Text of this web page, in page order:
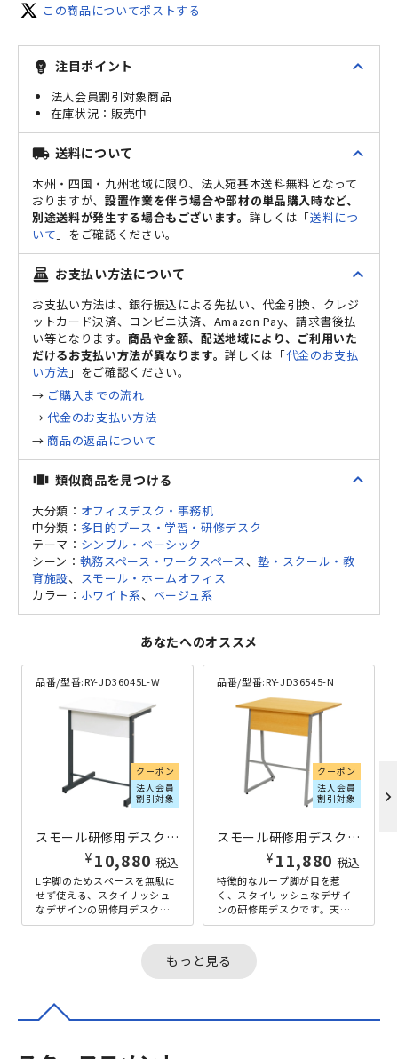
この商品についてポストする
emoji_objects 注目ポイント expand_less
法人会員割引対象商品
販売中
local_shipping 送料について expand_less
本州・四国・九州地域に限り、法人宛基本送料無料となって
おりますが、 設置作業を伴う場合や部材の単品購入時など、
別途送料が発生する場合もございます。 詳しくは「送料につ
いて 」をご確認ください。
point_of_sale お支払い方法について expand_less
お支払い方法は、銀行振込による先払い、代金引換、クレジ
ットカード決済、コンビニ決済、Amazon Pay、請求書後払
い等となります。商品や金額、配送地域により、ご利用いた
だけるお支払い方法が異なります。詳しくは「代金のお支払
い方法 」をご確認ください。
→ ご購入までの流れ
→代金のお支払い方法
→ 商品の返品について
view_carousel 類似商品を見つける expand_less
大分類： オフィスデスク・事務机
中分類： 多目的ブース・学習・研修デスク
テーマ： シンプル・ベーシック
シーン： 執務スペース・ワークスペース 、塾・スクール・教
育施設、
スモール・ホームオフィス
カラー： ホワイト系、 ベージュ系
あなたへのオススメ
品番/型番:RY-JD36045L-W
クーポン
法人会員
割引対象
スモール研修用デスクIII L字脚タイプ W600×D452×H700 ホワイト
¥ 10,880 税込
L字脚のためスペースを無駄に
せず使える、スタイリッシュ
なデザインの研修用デスクで
す。天板は、幅650mm×奥行
品番/型番:RY-JD36545-N
クーポン
法人会員
割引対象
スモール研修用デスクIII ループ脚タイプ W650×D450×H700 ナチュラル
¥ 11,880 税込
特徴的なループ脚が目を惹
く、スタイリッシュなデザイ
ンの研修用デスクです。天板
は、幅650mm×奥行450mm
chevron_right
もっと見る